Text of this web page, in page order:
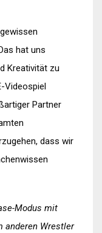
hat uns
Kreativität zu
Videospiel
Partner
dass wir
Modus mit
anderen Wrestler